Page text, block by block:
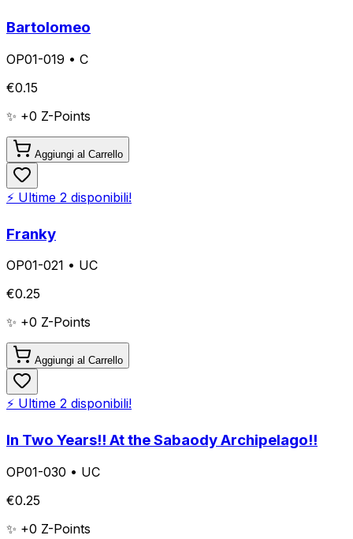
Bartolomeo
OP01-019 • C
€0.15
✨ +0 Z-Points
Aggiungi al Carrello
⚡ Ultime 2 disponibili!
Franky
OP01-021 • UC
€0.25
✨ +0 Z-Points
Aggiungi al Carrello
⚡ Ultime 2 disponibili!
In Two Years!! At the Sabaody Archipelago!!
OP01-030 • UC
€0.25
✨ +0 Z-Points